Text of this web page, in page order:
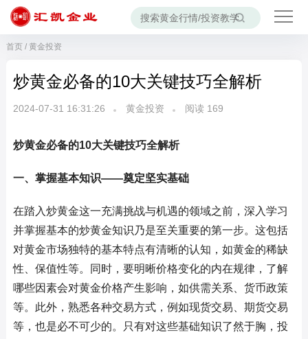
首页/ 黄金投资
炒黄金必备的10大关键技巧全解析
2024-07-31 16:31:26 黄金投资 阅读 169
炒黄金必备的10大关键技巧全解析
一、掌握基本知识——奠定坚实基础
在踏入炒黄金这一充满挑战与机遇的领域之前，深入学习
并掌握基本的炒黄金知识乃是至关重要的第一步。这包括
对黄金市场独特的基本特点有清晰的认知，如黄金的稀缺
性、保值性等。同时，要明晰价格变化的内在规律，了解
哪些因素会对黄金价格产生影响，如供需关系、货币政策
等。此外，熟悉各种交易方式，例如现货交易、期货交易
等，也是必不可少的。只有对这些基础知识了然于胸，投